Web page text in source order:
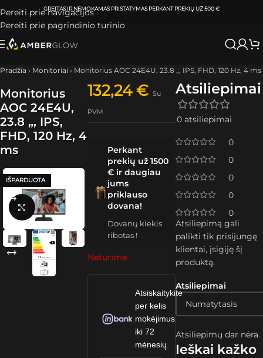
Pereiti prie navigacijos
Pereiti prie pagrindinio turinio
ATSIIMKITE UŽSAKYMĄKLAIPĖDOJE IR VILNIUJEPER0-3 DARBO DIENAS.
Pradžia › Monitoriai › Monitorius AOC 24E4U, 23.8 „, IPS, FHD, 120 Hz, 4 ms
Monitorius
AOC 24E4U,
23.8 „, IPS,
FHD, 120 Hz, 4
ms
IŠPARDUOTA
Spustelėkite, kad padidintumėte
132,24€ Su
PVM
Perkant
prekių už 1500
€ ir daugiau
jums
priklauso
dovana!
Dovanų kiekis
ribotas !
Neturime
Atsiskaitykite
per kelis
mokėjimus
iki 72
mėnesių.
Atsiliepimai
0 atsiliepimai
0
0
0
0
0
Atsiliepimai
Atsiliepimų dar nėra.
Atsiliepimą gali
palikti tik prisijungę
klientai, įsigiję šį
produktą.
Ieškai kažko